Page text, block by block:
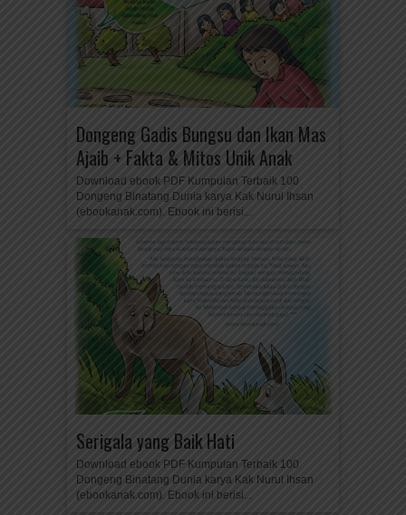
Dongeng Gadis Bungsu dan Ikan Mas
Ajaib + Fakta & Mitos Unik Anak
Download ebook PDF Kumpulan Terbaik 100
Dongeng Binatang Dunia karya Kak Nurul Ihsan
(ebookanak.com). Ebook ini berisi...
Serigala yang Baik Hati
Download ebook PDF Kumpulan Terbaik 100
Dongeng Binatang Dunia karya Kak Nurul Ihsan
(ebookanak.com). Ebook ini berisi...